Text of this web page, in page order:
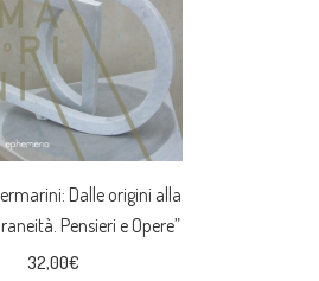
Dalle origini alla
Pensieri e Opere”
32,00€